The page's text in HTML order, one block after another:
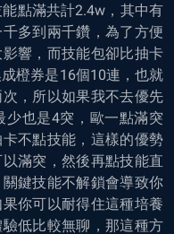
點滿共計2.4w，其中有
多到兩千鑽，為了方便
響，而技能包卻比抽卡
橙券是16個10連，也就
，所以如果我不去優先
少也是4突，歐一點滿突
不點技能，這樣的優勢
滿突，然後再點技能直
鍵技能不解鎖會導致你
你可以耐得住這種培養
低比較無聊，那這種方